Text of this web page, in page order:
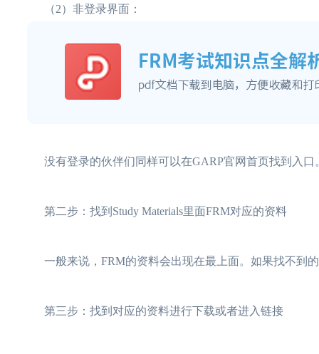
（2）非登录界面：
没有登录的伙伴们同样可以在GARP官网首页找到入口
第二步：找到Study Materials里面FRM对应的资料
一般来说，FRM的资料会出现在最上面。如果找不到的
第三步：找到对应的资料进行下载或者进入链接